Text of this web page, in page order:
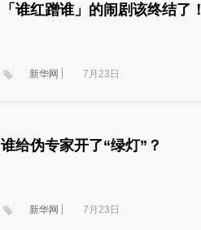
「谁红蹭谁」的闹剧该终结了！
新华网 7月23日
谁给伪专家开了“绿灯”？
新华网 7月23日